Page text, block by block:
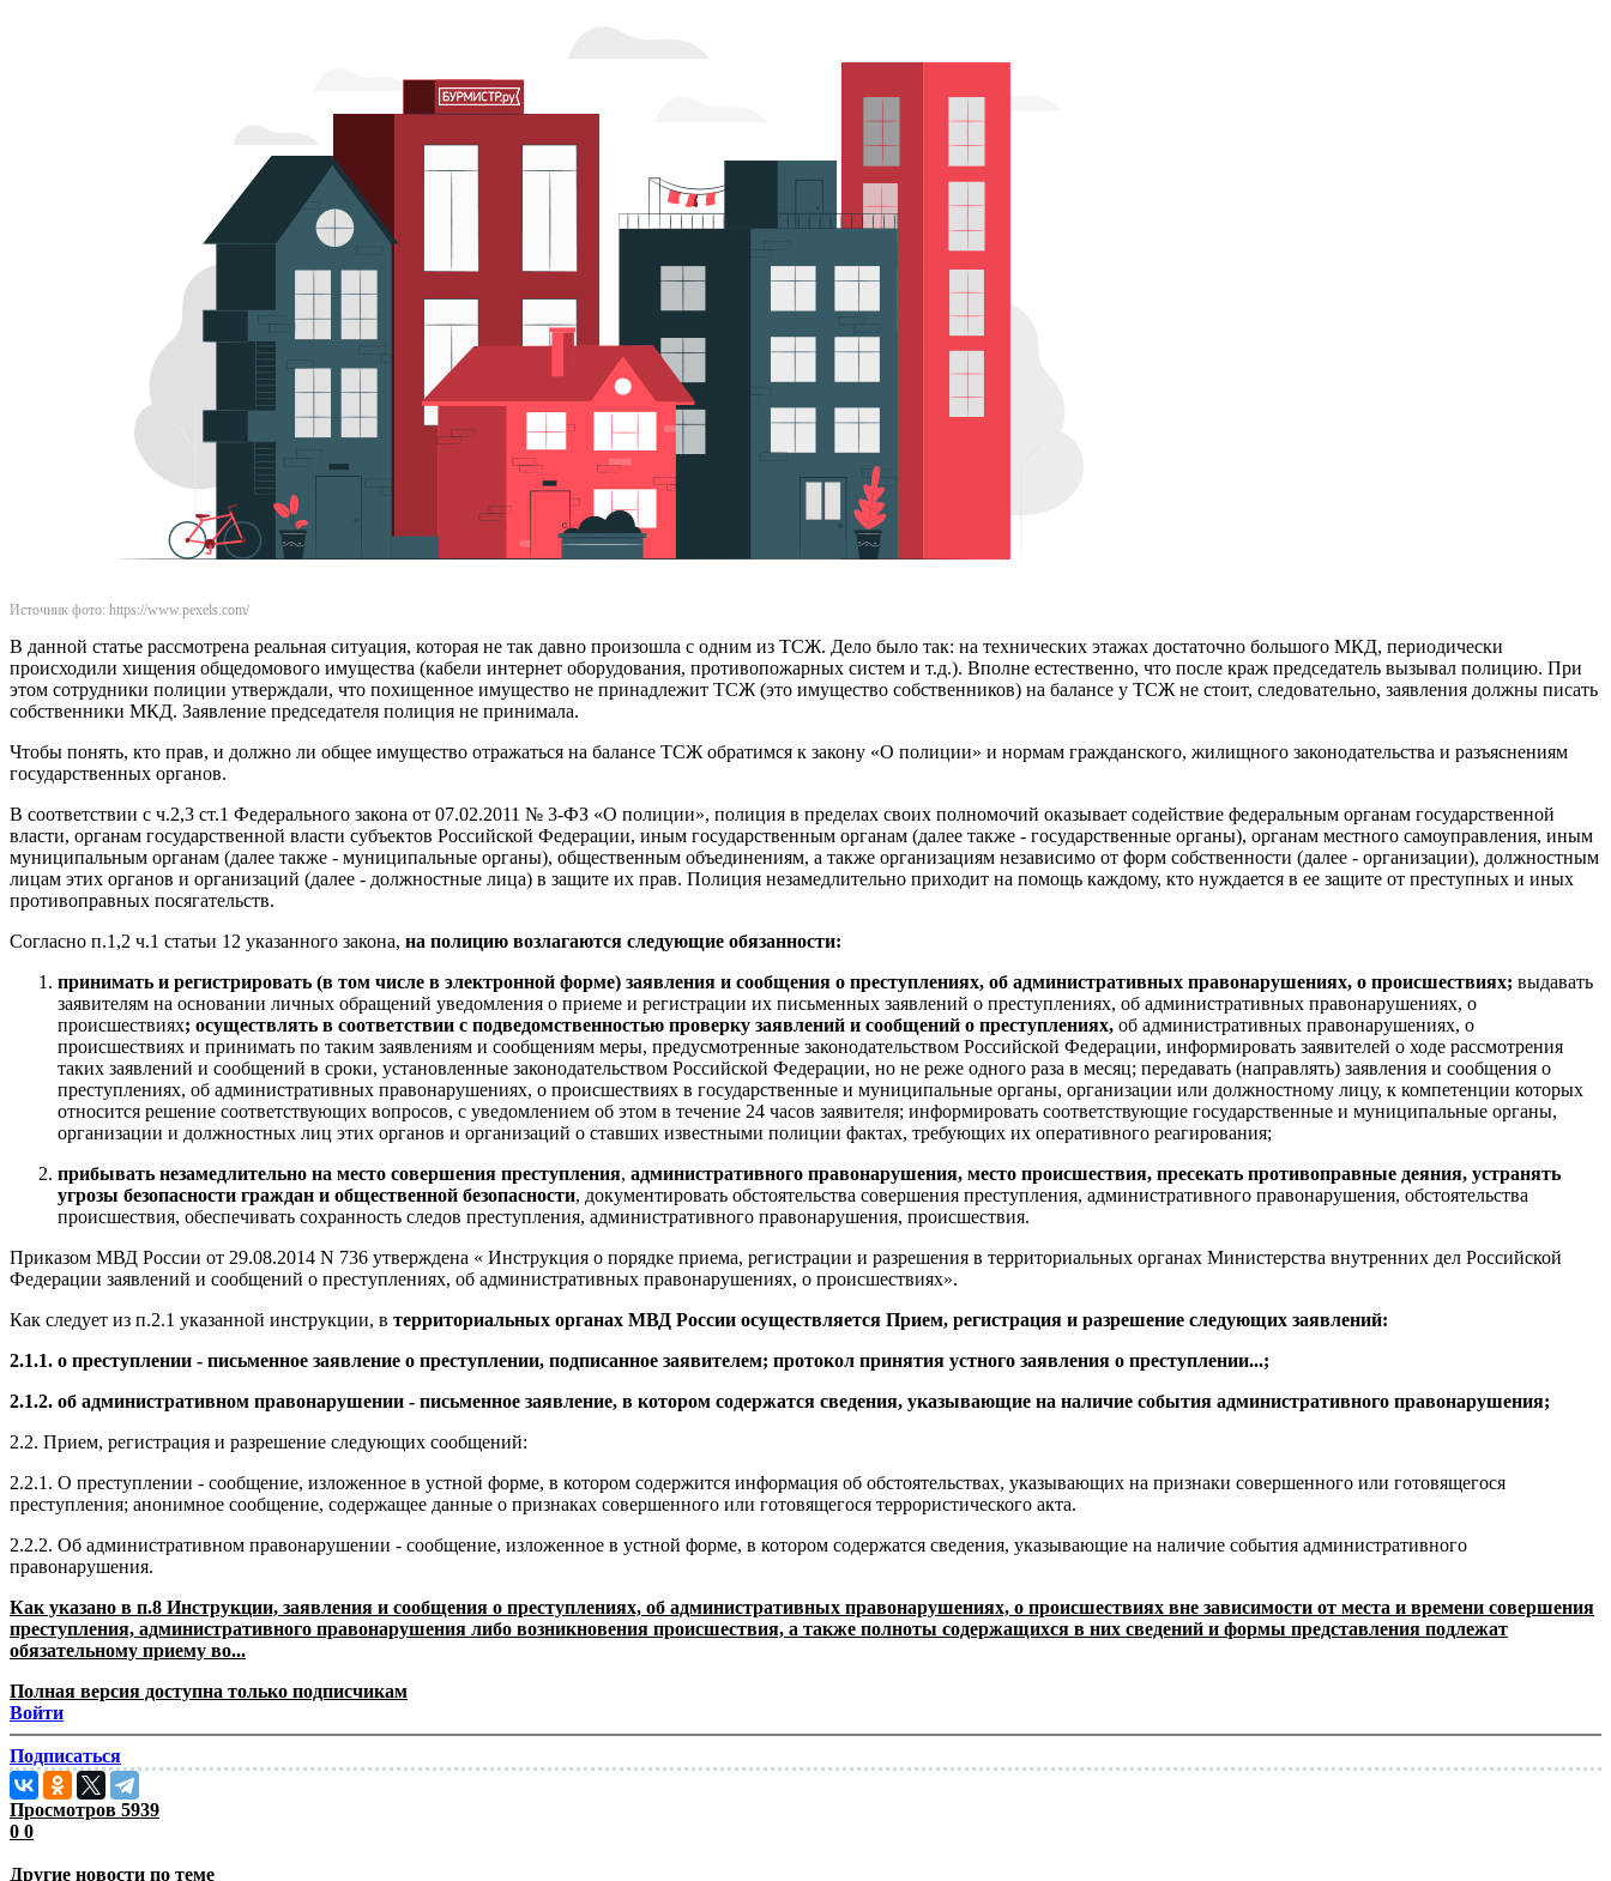
Источник фото: https://www.pexels.com/
В данной статье рассмотрена реальная ситуация, которая не так давно произошла с одним из ТСЖ. Дело было так: на технических этажах достаточно большого МКД, периодически
происходили хищения общедомового имущества (кабели интернет оборудования, противопожарных систем и т.д.). Вполне естественно, что после краж председатель вызывал полицию. При
этом сотрудники полиции утверждали, что похищенное имущество не принадлежит ТСЖ (это имущество собственников) на балансе у ТСЖ не стоит, следовательно, заявления должны писать
собственники МКД. Заявление председателя полиция не принимала.
Чтобы понять, кто прав, и должно ли общее имущество отражаться на балансе ТСЖ обратимся к закону «О полиции» и нормам гражданского, жилищного законодательства и разъяснениям
государственных органов.
В соответствии с ч.2,3 ст.1 Федерального закона от 07.02.2011 № 3-ФЗ «О полиции», полиция в пределах своих полномочий оказывает содействие федеральным органам государственной
власти, органам государственной власти субъектов Российской Федерации, иным государственным органам (далее также - государственные органы), органам местного самоуправления, иным
муниципальным органам (далее также - муниципальные органы), общественным объединениям, а также организациям независимо от форм собственности (далее - организации), должностным
лицам этих органов и организаций (далее - должностные лица) в защите их прав. Полиция незамедлительно приходит на помощь каждому, кто нуждается в ее защите от преступных и иных
противоправных посягательств.
Согласно п.1,2 ч.1 статьи 12 указанного закона, на полицию возлагаются следующие обязанности:
принимать и регистрировать (в том числе в электронной форме) заявления и сообщения о преступлениях, об административных правонарушениях, о происшествиях; выдавать
заявителям на основании личных обращений уведомления о приеме и регистрации их письменных заявлений о преступлениях, об административных правонарушениях, о
происшествиях; осуществлять в соответствии с подведомственностью проверку заявлений и сообщений о преступлениях, об административных правонарушениях, о
происшествиях и принимать по таким заявлениям и сообщениям меры, предусмотренные законодательством Российской Федерации, информировать заявителей о ходе рассмотрения
таких заявлений и сообщений в сроки, установленные законодательством Российской Федерации, но не реже одного раза в месяц; передавать (направлять) заявления и сообщения о
преступлениях, об административных правонарушениях, о происшествиях в государственные и муниципальные органы, организации или должностному лицу, к компетенции которых
относится решение соответствующих вопросов, с уведомлением об этом в течение 24 часов заявителя; информировать соответствующие государственные и муниципальные органы,
организации и должностных лиц этих органов и организаций о ставших известными полиции фактах, требующих их оперативного реагирования;
прибывать незамедлительно на место совершения преступления, административного правонарушения, место происшествия, пресекать противоправные деяния, устранять
угрозы безопасности граждан и общественной безопасности, документировать обстоятельства совершения преступления, административного правонарушения, обстоятельства
происшествия, обеспечивать сохранность следов преступления, административного правонарушения, происшествия.
Приказом МВД России от 29.08.2014 N 736 утверждена « Инструкция о порядке приема, регистрации и разрешения в территориальных органах Министерства внутренних дел Российской
Федерации заявлений и сообщений о преступлениях, об административных правонарушениях, о происшествиях».
Как следует из п.2.1 указанной инструкции, в территориальных органах МВД России осуществляется Прием, регистрация и разрешение следующих заявлений:
2.1.1. о преступлении - письменное заявление о преступлении, подписанное заявителем; протокол принятия устного заявления о преступлении...;
2.1.2. об административном правонарушении - письменное заявление, в котором содержатся сведения, указывающие на наличие события административного правонарушения;
2.2. Прием, регистрация и разрешение следующих сообщений:
2.2.1. О преступлении - сообщение, изложенное в устной форме, в котором содержится информация об обстоятельствах, указывающих на признаки совершенного или готовящегося
преступления; анонимное сообщение, содержащее данные о признаках совершенного или готовящегося террористического акта.
2.2.2. Об административном правонарушении - сообщение, изложенное в устной форме, в котором содержатся сведения, указывающие на наличие события административного
правонарушения.
Как указано в п.8 Инструкции, заявления и сообщения о преступлениях, об административных правонарушениях, о происшествиях вне зависимости от места и времени совершения
преступления, административного правонарушения либо возникновения происшествия, а также полноты содержащихся в них сведений и формы представления подлежат
обязательному приему во...
Полная версия доступна только подписчикам
Войти
Подписаться
Просмотров 5939
0 0
Другие новости по теме